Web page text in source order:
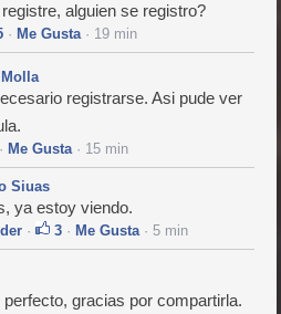
alguien se registro?
· Me Gusta· 19 min
Molla
registrarse. Asi pude ver
· Me Gusta· 15 min
Siuas
ya estoy viendo.
· 3 · Me Gusta· 5 min
gracias por compartirla.